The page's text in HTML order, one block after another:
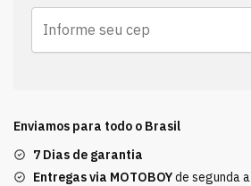
Enviamos para todo o Brasil
7 Dias de garantia
Entregas via MOTOBOYde segunda